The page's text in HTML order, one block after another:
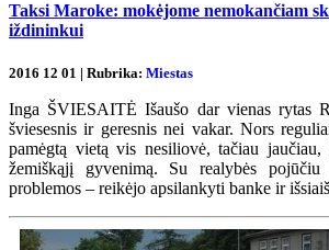
Taksi Maroke: mokėjome nemokančiam
iždininkui
2016 12 01 | Rubrika: Miestas
Inga ŠVIESAITĖ Išaušo dar vienas rytas
šviesesnis ir geresnis nei vakar. Nors
pamėgtą vietą vis nesiliovė, tačiau
žemiškąjį gyvenimą. Su realybės pojūčiu
problemos – reikėjo apsilankyti banke ir